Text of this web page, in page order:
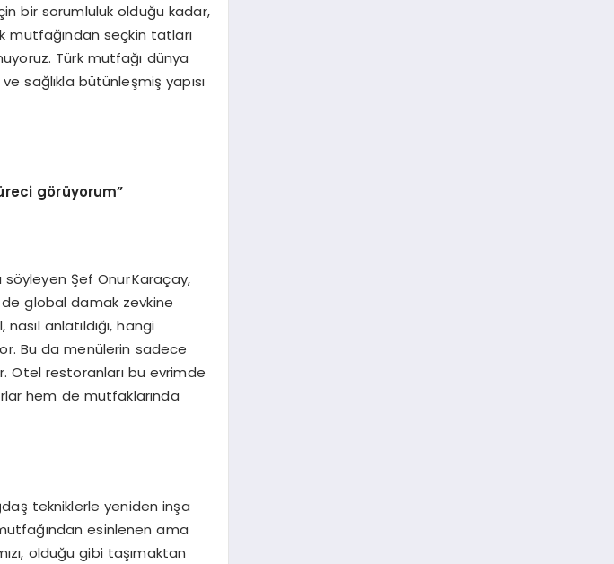
bir sorumluluk olduğu kadar,
mutfağından seçkin tatları
Türk mutfağı dünya
sağlıkla bütünleşmiş yapısı
görüyorum”
söyleyen Şef Onur Karaçay,
de global damak zevkine
anlatıldığı, hangi
Bu da menülerin sadece
Otel restoranları bu evrimde
hem de mutfaklarında
tekniklerle yeniden inşa
esinlenen ama
olduğu gibi taşımaktan